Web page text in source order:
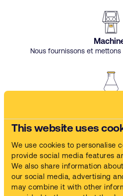
This website uses
We use cookies to personalise
provide social media features
We also share information
our social media, advertising
may combine it with other
Nous fournissons et
Nous formons